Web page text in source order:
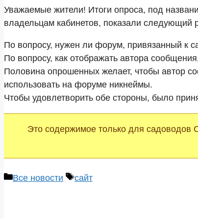
Уважаемые жители! Итоги опроса, под
владельцам кабинетов, показали следующий
По вопросу, нужен ли форум, привязанный к
По вопросу, как отображать автора
Половина опрошенных желает, чтобы автор
использовать на форуме никнеймы.
Чтобы удовлетворить обе стороны, было
Это содержимое только для
Рубрики
Все новости Метки
сайт